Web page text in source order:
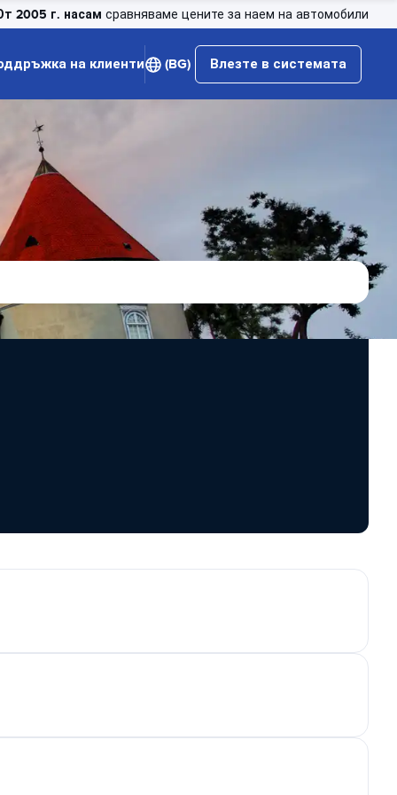
2005 г. насам сравняваме цените за наем на автомобили
на клиенти (BG) Влезте в системата